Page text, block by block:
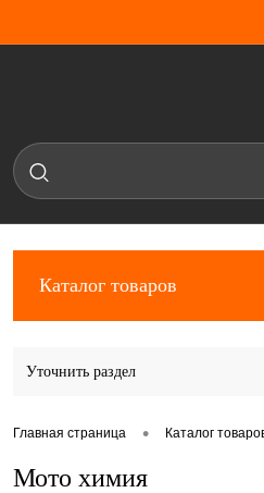
Каталог товаров
Уточнить раздел
Главная страница • Каталог
Мото химия